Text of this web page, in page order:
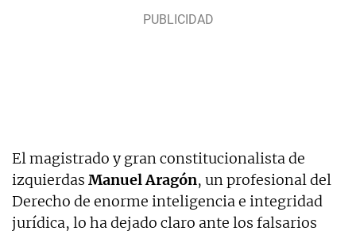
El magistrado y gran constitucionalista de
izquierdas Manuel Aragón, un profesional del
Derecho de enorme inteligencia e integridad
jurídica, lo ha dejado claro ante los falsarios